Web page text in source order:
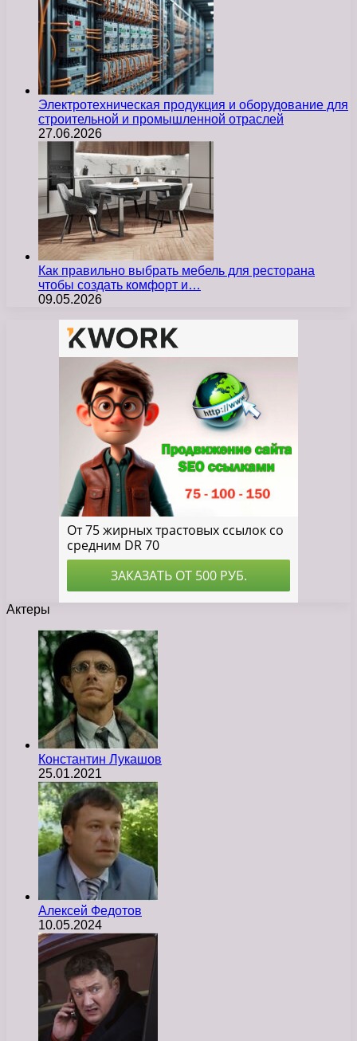
Электротехническая продукция и оборудование для
строительной и промышленной отраслей
27.06.2026
Как правильно выбрать мебель для ресторана
чтобы создать комфорт и…
09.05.2026
Актеры
Константин Лукашов
25.01.2021
Алексей Федотов
10.05.2024